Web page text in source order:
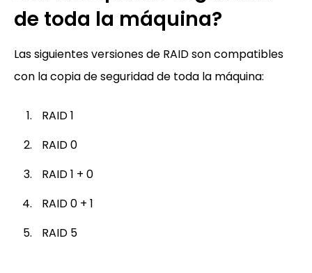
de toda la máquina?
Las siguientes versiones de RAID son compatibles
con la copia de seguridad de toda la máquina:
RAID 1
RAID 0
RAID 1 + 0
RAID 0 + 1
RAID 5